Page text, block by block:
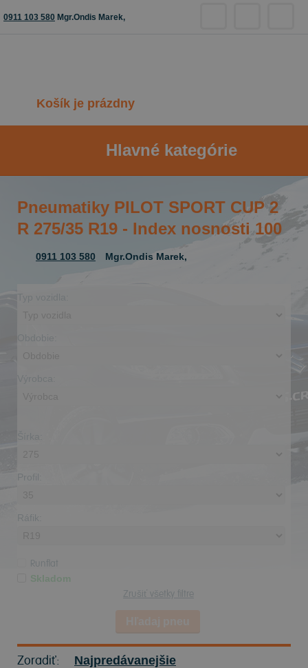
0911 103 580 Mgr.Ondis Marek,
Košík je prázdny
Hlavné kategórie
Pneumatiky PILOT SPORT CUP 2
R 275/35 R19 - Index nosnosti 100
0911 103 580 Mgr.Ondis Marek,
Typ vozidla:
Profil:
Ráfik:
Runflat
Skladom
Zrušiť všetky filtre
Zoradiť: Najpredávanejšie